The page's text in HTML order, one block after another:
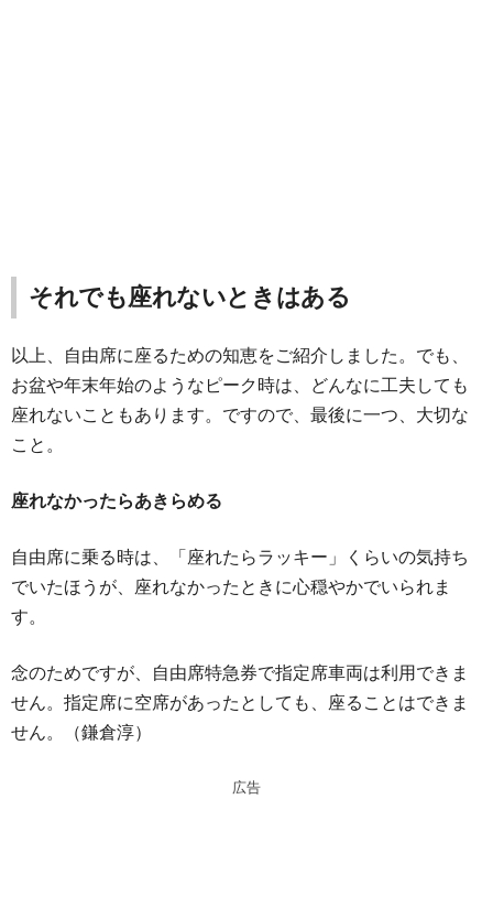
それでも座れないときはある
以上、自由席に座るための知恵をご紹介しました。でも、
お盆や年末年始のようなピーク時は、どんなに工夫しても
座れないこともあります。ですので、最後に一つ、大切な
こと。
座れなかったらあきらめる
自由席に乗る時は、「座れたらラッキー」くらいの気持ち
でいたほうが、座れなかったときに心穏やかでいられま
す。
念のためですが、自由席特急券で指定席車両は利用できま
せん。指定席に空席があったとしても、座ることはできま
せん。（鎌倉淳）
広告